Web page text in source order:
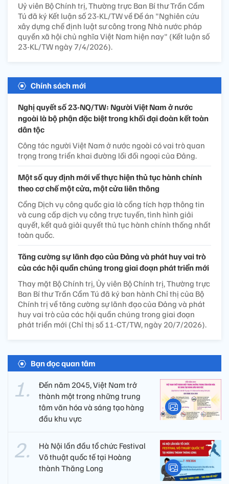
Uỷ viên Bộ Chính trị, Thường trực Ban Bí thư Trần Cẩm
Tú đã ký Kết luận số 23-KL/TW về Đề án "Nghiên cứu
xây dựng chế định luật sư công trong Nhà nước pháp
quyền xã hội chủ nghĩa Việt Nam hiện nay" (Kết luận số
23-KL/TW ngày 7/4/2026).
Chính sách mới
Nghị quyết số 23-NQ/TW: Người Việt Nam ở nước
ngoài là bộ phận đặc biệt trong khối đại đoàn kết toàn
dân tộc
Công tác người Việt Nam ở nước ngoài có vai trò quan
trọng trong triển khai đường lối đối ngoại của Đảng.
Một số quy định mới về thực hiện thủ tục hành chính
theo cơ chế một cửa, một cửa liên thông
Cổng Dịch vụ công quốc gia là cổng tích hợp thông tin
và cung cấp dịch vụ công trực tuyến, tình hình giải
quyết, kết quả giải quyết thủ tục hành chính thống nhất
toàn quốc.
Tăng cường sự lãnh đạo của Đảng và phát huy vai trò
của các hội quần chúng trong giai đoạn phát triển mới
Thay mặt Bộ Chính trị, Ủy viên Bộ Chính trị, Thường trực
Ban Bí thư Trần Cẩm Tú đã ký ban hành Chỉ thị của Bộ
Chính trị về tăng cường sự lãnh đạo của Đảng và phát
huy vai trò của các hội quần chúng trong giai đoạn
phát triển mới (Chỉ thị số 11-CT/TW, ngày 20/7/2026).
Bạn đọc quan tâm
Đến năm 2045, Việt Nam trở
thành một trong những trung
tâm văn hóa và sáng tạo hàng
đầu khu vực
Hà Nội lần đầu tổ chức Festival
Võ thuật quốc tế tại Hoàng
thành Thăng Long